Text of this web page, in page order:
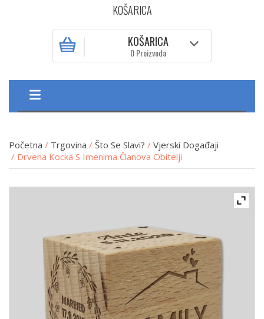
KOŠARICA
KOŠARICA
0 Proizvoda
Početna / Trgovina / Što Se Slavi? / Vjerski Događaji
/ Drvena Kocka S Imenima Članova Obitelji